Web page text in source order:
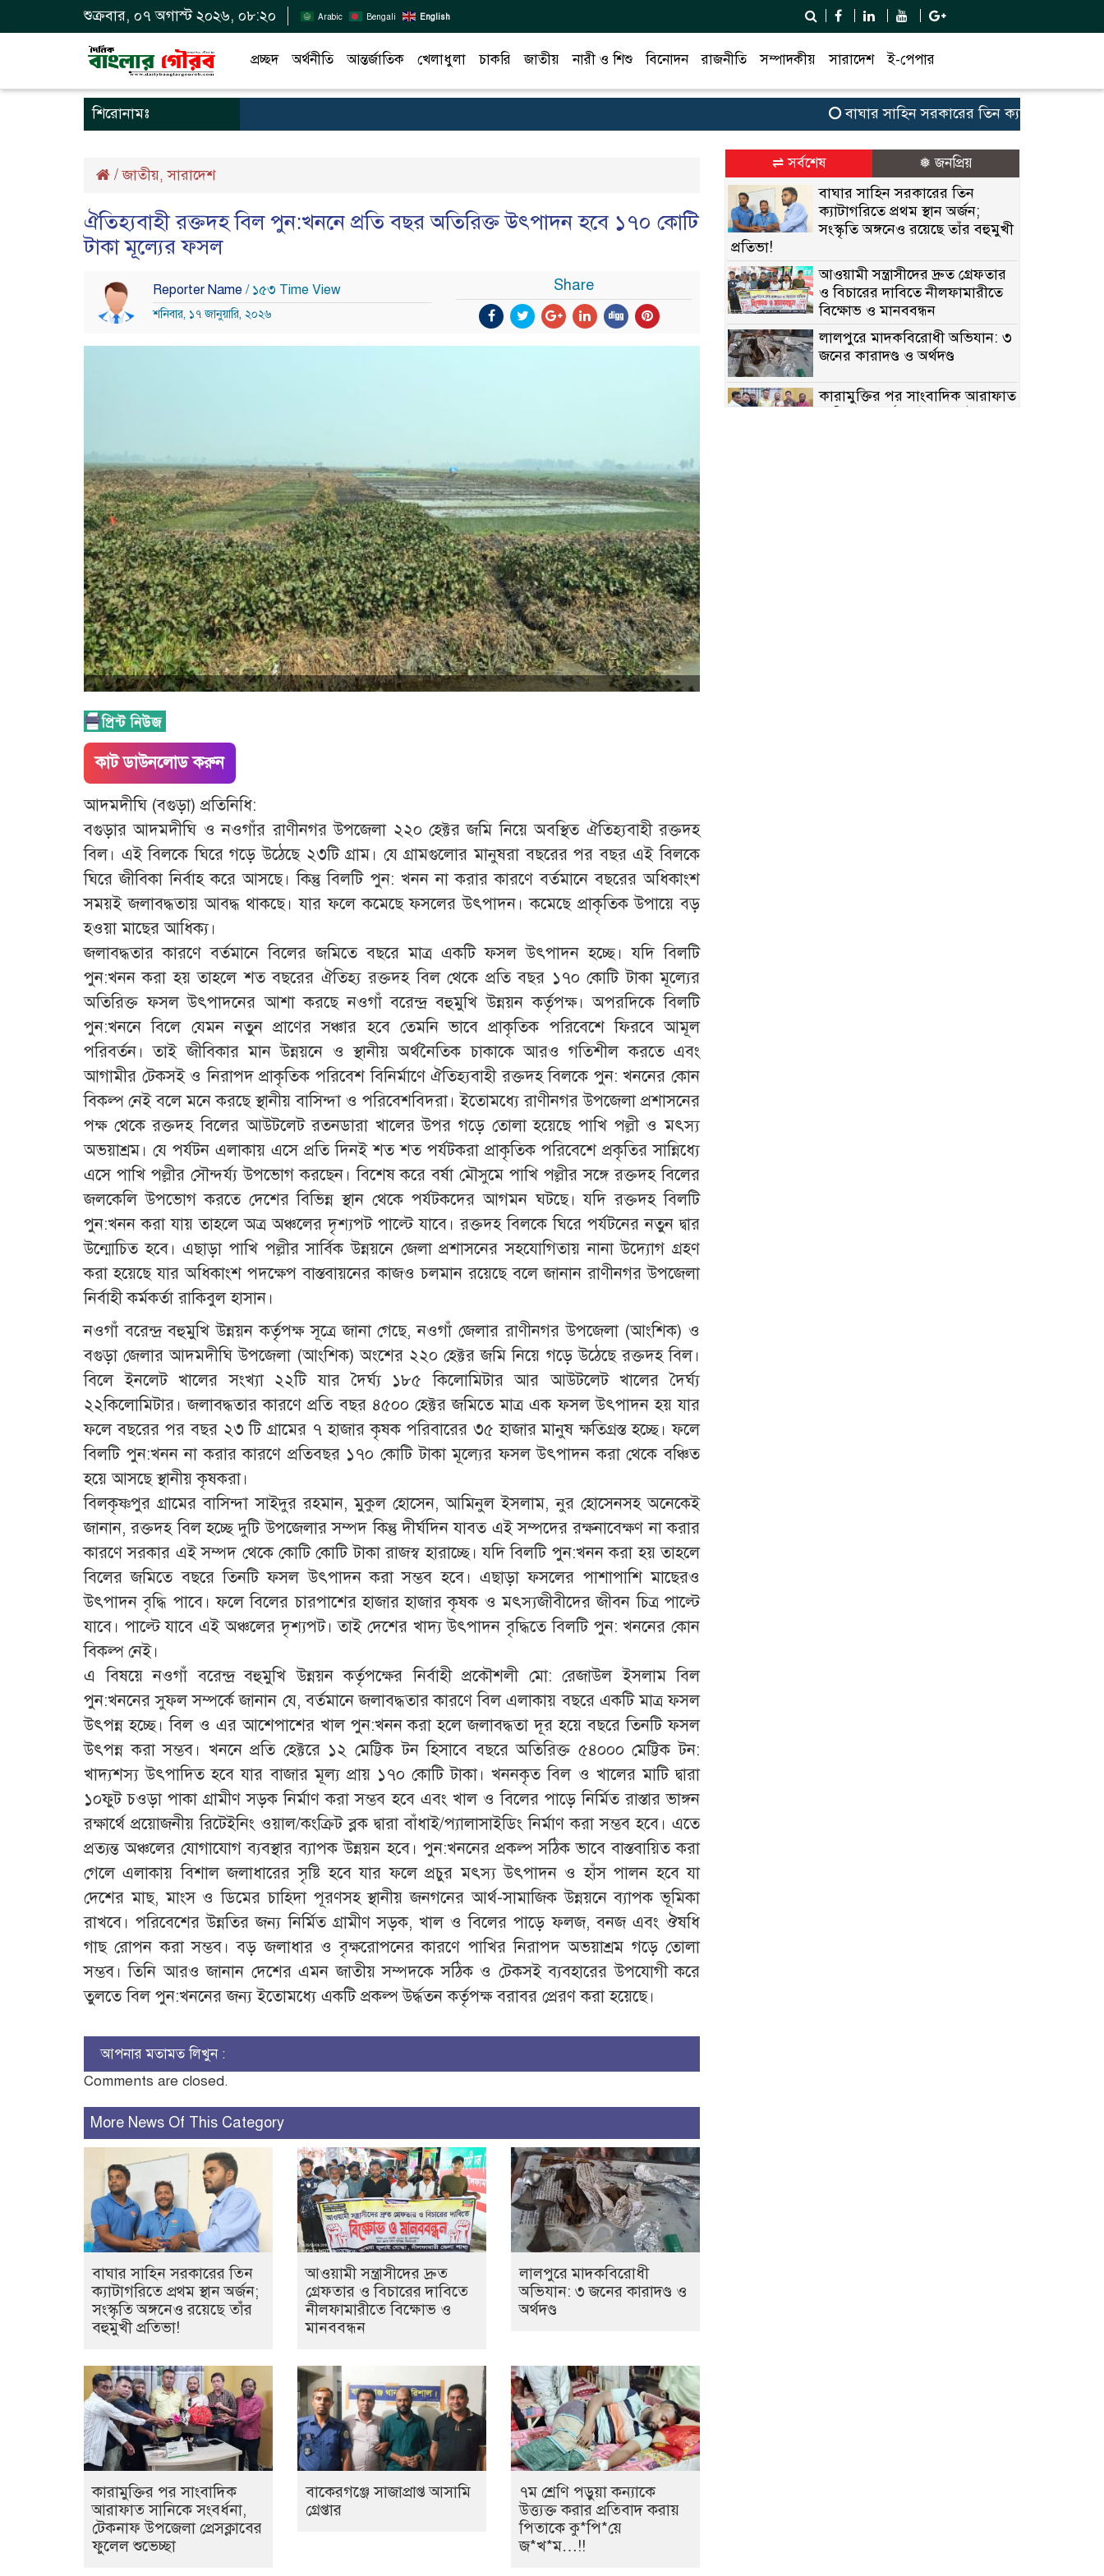
শুক্রবার, ০৭ অগাস্ট ২০২৬, ০৮:২০ Arabic Bengali English
প্রচ্ছদ অর্থনীতি আন্তর্জাতিক খেলাধুলা চাকরি জাতীয় নারী ও শিশু বিনোদন রাজনীতি সম্পাদকীয় সারাদেশ ই-পেপার
শিরোনামঃ বাঘার সাহিন সরকারের তিন ক্যাটাগরিতে প্রথম
/জাতীয়,সারাদেশ
ঐতিহ্যবাহী রক্তদহ বিল পুন:খননে প্রতি বছর অতিরিক্ত উৎপাদন হবে ১৭০ কোটি
টাকা মূল্যের ফসল
Reporter Name / ১৫৩ Time View
শনিবার, ১৭ জানুয়ারি, ২০২৬
Share
কাট ডাউনলোড করুন
আদমদীঘি (বগুড়া) প্রতিনিধি:
বগুড়ার আদমদীঘি ও নওগাঁর রাণীনগর উপজেলা ২২০ হেক্টর জমি নিয়ে অবস্থিত ঐতিহ্যবাহী রক্তদহ
বিল। এই বিলকে ঘিরে গড়ে উঠেছে ২৩টি গ্রাম। যে গ্রামগুলোর মানুষরা বছরের পর বছর এই বিলকে
ঘিরে জীবিকা নির্বাহ করে আসছে। কিন্তু বিলটি পুন: খনন না করার কারণে বর্তমানে বছরের অধিকাংশ
সময়ই জলাবদ্ধতায় আবদ্ধ থাকছে। যার ফলে কমেছে ফসলের উৎপাদন। কমেছে প্রাকৃতিক উপায়ে বড়
হওয়া মাছের আধিক্য।
জলাবদ্ধতার কারণে বর্তমানে বিলের জমিতে বছরে মাত্র একটি ফসল উৎপাদন হচ্ছে। যদি বিলটি
পুন:খনন করা হয় তাহলে শত বছরের ঐতিহ্য রক্তদহ বিল থেকে প্রতি বছর ১৭০ কোটি টাকা মূল্যের
অতিরিক্ত ফসল উৎপাদনের আশা করছে নওগাঁ বরেন্দ্র বহুমুখি উন্নয়ন কর্তৃপক্ষ। অপরদিকে বিলটি
পুন:খননে বিলে যেমন নতুন প্রাণের সঞ্চার হবে তেমনি ভাবে প্রাকৃতিক পরিবেশে ফিরবে আমূল
পরিবর্তন। তাই জীবিকার মান উন্নয়নে ও স্থানীয় অর্থনৈতিক চাকাকে আরও গতিশীল করতে এবং
আগামীর টেকসই ও নিরাপদ প্রাকৃতিক পরিবেশ বিনির্মাণে ঐতিহ্যবাহী রক্তদহ বিলকে পুন: খননের কোন
বিকল্প নেই বলে মনে করছে স্থানীয় বাসিন্দা ও পরিবেশবিদরা। ইতোমধ্যে রাণীনগর উপজেলা প্রশাসনের
পক্ষ থেকে রক্তদহ বিলের আউটলেট রতনডারা খালের উপর গড়ে তোলা হয়েছে পাখি পল্লী ও মৎস্য
অভয়াশ্রম। যে পর্যটন এলাকায় এসে প্রতি দিনই শত শত পর্যটকরা প্রাকৃতিক পরিবেশে প্রকৃতির সান্নিধ্যে
এসে পাখি পল্লীর সৌন্দর্য্য উপভোগ করছেন। বিশেষ করে বর্ষা মৌসুমে পাখি পল্লীর সঙ্গে রক্তদহ বিলের
জলকেলি উপভোগ করতে দেশের বিভিন্ন স্থান থেকে পর্যটকদের আগমন ঘটছে। যদি রক্তদহ বিলটি
পুন:খনন করা যায় তাহলে অত্র অঞ্চলের দৃশ্যপট পাল্টে যাবে। রক্তদহ বিলকে ঘিরে পর্যটনের নতুন দ্বার
উন্মোচিত হবে। এছাড়া পাখি পল্লীর সার্বিক উন্নয়নে জেলা প্রশাসনের সহযোগিতায় নানা উদ্যোগ গ্রহণ
করা হয়েছে যার অধিকাংশ পদক্ষেপ বাস্তবায়নের কাজও চলমান রয়েছে বলে জানান রাণীনগর উপজেলা
নির্বাহী কর্মকর্তা রাকিবুল হাসান।
নওগাঁ বরেন্দ্র বহুমুখি উন্নয়ন কর্তৃপক্ষ সূত্রে জানা গেছে, নওগাঁ জেলার রাণীনগর উপজেলা (আংশিক) ও
বগুড়া জেলার আদমদীঘি উপজেলা (আংশিক) অংশের ২২০ হেক্টর জমি নিয়ে গড়ে উঠেছে রক্তদহ বিল।
বিলে ইনলেট খালের সংখ্যা ২২টি যার দৈর্ঘ্য ১৮৫ কিলোমিটার আর আউটলেট খালের দৈর্ঘ্য
২২কিলোমিটার। জলাবদ্ধতার কারণে প্রতি বছর ৪৫০০ হেক্টর জমিতে মাত্র এক ফসল উৎপাদন হয় যার
ফলে বছরের পর বছর ২৩ টি গ্রামের ৭ হাজার কৃষক পরিবারের ৩৫ হাজার মানুষ ক্ষতিগ্রস্ত হচ্ছে। ফলে
বিলটি পুন:খনন না করার কারণে প্রতিবছর ১৭০ কোটি টাকা মূল্যের ফসল উৎপাদন করা থেকে বঞ্চিত
হয়ে আসছে স্থানীয় কৃষকরা।
বিলকৃষ্ণপুর গ্রামের বাসিন্দা সাইদুর রহমান, মুকুল হোসেন, আমিনুল ইসলাম, নুর হোসেনসহ অনেকেই
জানান, রক্তদহ বিল হচ্ছে দুটি উপজেলার সম্পদ কিন্তু দীর্ঘদিন যাবত এই সম্পদের রক্ষনাবেক্ষণ না করার
কারণে সরকার এই সম্পদ থেকে কোটি কোটি টাকা রাজস্ব হারাচ্ছে। যদি বিলটি পুন:খনন করা হয় তাহলে
বিলের জমিতে বছরে তিনটি ফসল উৎপাদন করা সম্ভব হবে। এছাড়া ফসলের পাশাপাশি মাছেরও
উৎপাদন বৃদ্ধি পাবে। ফলে বিলের চারপাশের হাজার হাজার কৃষক ও মৎস্যজীবীদের জীবন চিত্র পাল্টে
যাবে। পাল্টে যাবে এই অঞ্চলের দৃশ্যপট। তাই দেশের খাদ্য উৎপাদন বৃদ্ধিতে বিলটি পুন: খননের কোন
বিকল্প নেই।
এ বিষয়ে নওগাঁ বরেন্দ্র বহুমুখি উন্নয়ন কর্তৃপক্ষের নির্বাহী প্রকৌশলী মো: রেজাউল ইসলাম বিল
পুন:খননের সুফল সম্পর্কে জানান যে, বর্তমানে জলাবদ্ধতার কারণে বিল এলাকায় বছরে একটি মাত্র ফসল
উৎপন্ন হচ্ছে। বিল ও এর আশেপাশের খাল পুন:খনন করা হলে জলাবদ্ধতা দূর হয়ে বছরে তিনটি ফসল
উৎপন্ন করা সম্ভব। খননে প্রতি হেক্টরে ১২ মেট্টিক টন হিসাবে বছরে অতিরিক্ত ৫৪০০০ মেট্টিক টন:
খাদ্যশস্য উৎপাদিত হবে যার বাজার মূল্য প্রায় ১৭০ কোটি টাকা। খননকৃত বিল ও খালের মাটি দ্বারা
১০ফুট চওড়া পাকা গ্রামীণ সড়ক নির্মাণ করা সম্ভব হবে এবং খাল ও বিলের পাড়ে নির্মিত রাস্তার ভাঙ্গন
রক্ষার্থে প্রয়োজনীয় রিটেইনিং ওয়াল/কংক্রিট ব্লক দ্বারা বাঁধাই/প্যালাসাইডিং নির্মাণ করা সম্ভব হবে। এতে
প্রত্যন্ত অঞ্চলের যোগাযোগ ব্যবস্থার ব্যাপক উন্নয়ন হবে। পুন:খননের প্রকল্প সঠিক ভাবে বাস্তবায়িত করা
গেলে এলাকায় বিশাল জলাধারের সৃষ্টি হবে যার ফলে প্রচুর মৎস্য উৎপাদন ও হাঁস পালন হবে যা
দেশের মাছ, মাংস ও ডিমের চাহিদা পূরণসহ স্থানীয় জনগনের আর্থ-সামাজিক উন্নয়নে ব্যাপক ভূমিকা
রাখবে। পরিবেশের উন্নতির জন্য নির্মিত গ্রামীণ সড়ক, খাল ও বিলের পাড়ে ফলজ, বনজ এবং ঔষধি
গাছ রোপন করা সম্ভব। বড় জলাধার ও বৃক্ষরোপনের কারণে পাখির নিরাপদ অভয়াশ্রম গড়ে তোলা
সম্ভব। তিনি আরও জানান দেশের এমন জাতীয় সম্পদকে সঠিক ও টেকসই ব্যবহারের উপযোগী করে
তুলতে বিল পুন:খননের জন্য ইতোমধ্যে একটি প্রকল্প উর্দ্ধতন কর্তৃপক্ষ বরাবর প্রেরণ করা হয়েছে।
আপনার মতামত লিখুন :
Comments are closed.
More News Of This Category
বাঘার সাহিন সরকারের তিন
ক্যাটাগরিতে প্রথম স্থান অর্জন;
সংস্কৃতি অঙ্গনেও রয়েছে তাঁর
বহুমুখী প্রতিভা!
আওয়ামী সন্ত্রাসীদের দ্রুত
গ্রেফতার ও বিচারের দাবিতে
নীলফামারীতে বিক্ষোভ ও
মানববন্ধন
লালপুরে মাদকবিরোধী
অভিযান: ৩ জনের কারাদণ্ড ও
অর্থদণ্ড
কারামুক্তির পর সাংবাদিক
আরাফাত সানিকে সংবর্ধনা,
টেকনাফ উপজেলা প্রেসক্লাবের
ফুলেল শুভেচ্ছা
বাকেরগঞ্জে সাজাপ্রাপ্ত আসামি
গ্রেপ্তার
৭ম শ্রেণি পড়ুয়া কন্যাকে
উত্ত্যক্ত করার প্রতিবাদ করায়
পিতাকে কু*পি*য়ে
জ*খ*ম…!!
⇌ সর্বশেষ ❅ জনপ্রিয়
বাঘার সাহিন সরকারের তিন
ক্যাটাগরিতে প্রথম স্থান অর্জন;
সংস্কৃতি অঙ্গনেও রয়েছে তাঁর বহুমুখী
প্রতিভা!
আওয়ামী সন্ত্রাসীদের দ্রুত গ্রেফতার
ও বিচারের দাবিতে নীলফামারীতে
বিক্ষোভ ও মানববন্ধন
লালপুরে মাদকবিরোধী অভিযান: ৩
জনের কারাদণ্ড ও অর্থদণ্ড
কারামুক্তির পর সাংবাদিক আরাফাত